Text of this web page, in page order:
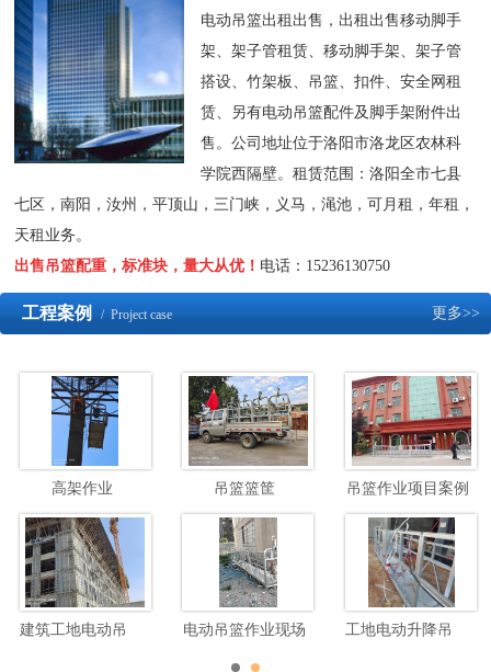
电动吊篮出租出售，出租出售移动脚手
架、架子管租赁、移动脚手架、架子管
搭设、竹架板、吊篮、扣件、安全网租
赁、另有电动吊篮配件及脚手架附件出
售。公司地址位于洛阳市洛龙区农林科
学院西隔壁。租赁范围：洛阳全市七县
七区，南阳，汝州，平顶山，三门峡，义马，渑池，可月租，年租，
天租业务。
出售吊篮配重，标准块，量大从优！ 电话：15236130750
更多>>
工程案例/ Project case
高架作业 吊篮篮筐 吊篮作业项目案例
电动吊篮作业现场